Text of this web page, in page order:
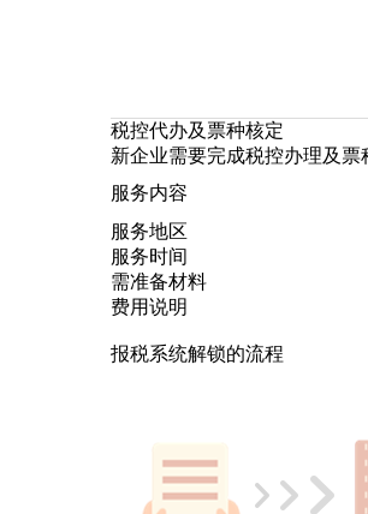
税控代办及票种核定
新企业需要完成税控办理及票
服务内容
服务地区
服务时间
需准备材料
费用说明
报税系统解锁的流程